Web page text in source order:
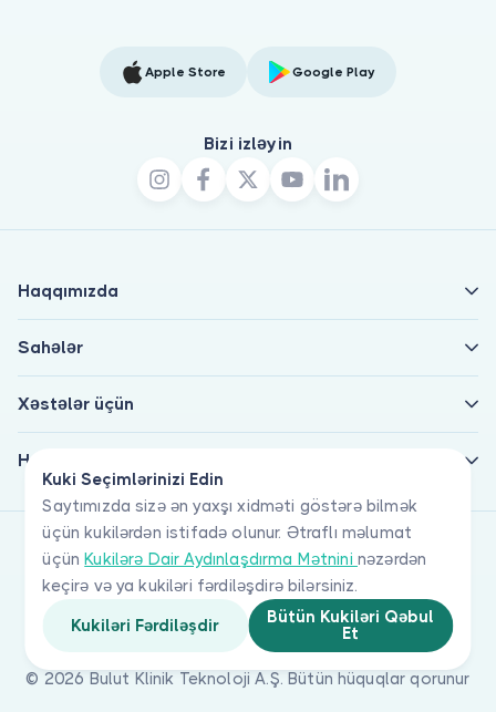
Kuki Seçimlərinizi Edin
Saytımızda sizə ən yaxşı xidməti göstərə bilmək
üçün kukilərdən istifadə olunur. Ətraflı məlumat
üçünKukilərə Dair Aydınlaşdırma Mətnini nəzərdən
keçirə və ya kukiləri fərdiləşdirə bilərsiniz.
Kukiləri Fərdiləşdir
Bütün Kukiləri Qəbul
Et
Apple Store Google Play
Bizi izləyin
Haqqımızda
Sahələr
Xəstələr üçün
Həkimlər üçün
© 2026 Bulut Klinik Teknoloji A.Ş. Bütün hüquqlar qorunur